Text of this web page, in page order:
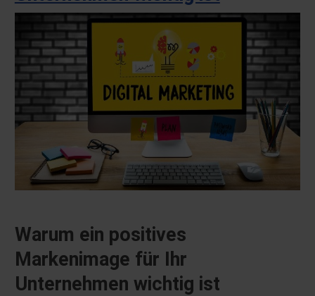
Warum ein positives
Markenimage für Ihr
Unternehmen wichtig ist